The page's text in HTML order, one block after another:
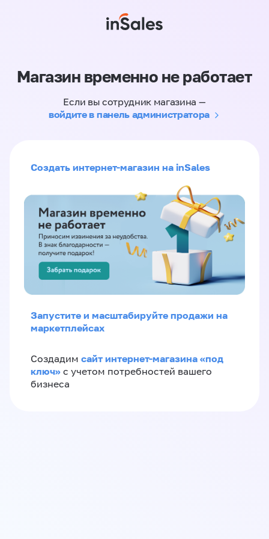
Магазин временно не работает
Если вы сотрудник магазина —
войдите в панель администратора
Создать интернет-магазин на inSales
Запустите и масштабируйте продажи на
маркетплейсах
Создадим сайт интернет-магазина «под
ключ» с учетом потребностей вашего
бизнеса